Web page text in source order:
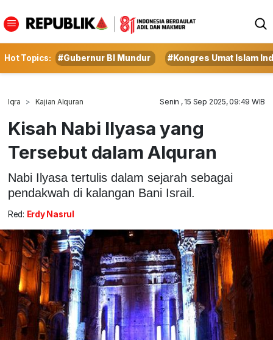
Hot Topics: #Gubernur BI Mundur #Kongres Umat Islam
Iqra Kajian Alquran Senin , 15 Sep 2025, 09:49 WIB
Kisah Nabi Ilyasa yang
Tersebut dalam Alquran
Nabi Ilyasa tertulis dalam sejarah sebagai
pendakwah di kalangan Bani Israil.
Red: Erdy Nasrul